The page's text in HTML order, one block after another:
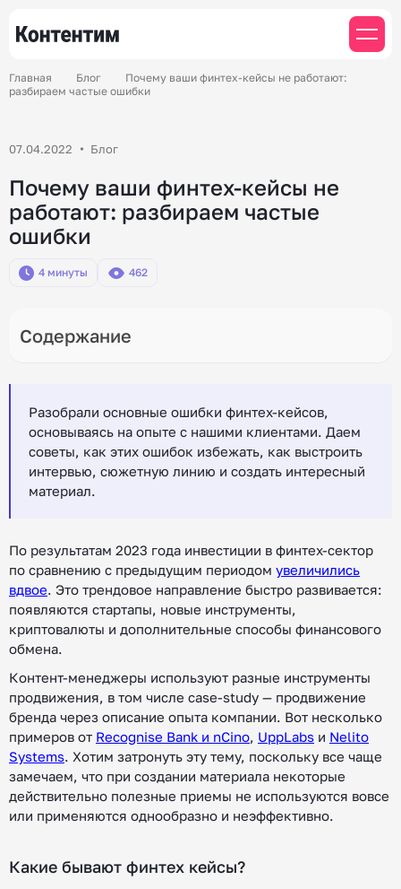
Главная Блог
Почему ваши финтех-кейсы не работают:
разбираем частые ошибки
07.04.2022 Блог
Почему ваши финтех-кейсы не
работают: разбираем частые
ошибки
4 минуты 462
Разобрали основные ошибки финтех-кейсов,
основываясь на опыте с нашими клиентами. Даем
советы, как этих ошибок избежать, как выстроить
интервью, сюжетную линию и создать интересный
материал.
По результатам 2023 года инвестиции в финтех-сектор
по сравнению с предыдущим периодом увеличились
вдвое. Это трендовое направление быстро развивается:
появляются стартапы, новые инструменты,
криптовалюты и дополнительные способы финансового
обмена.
Контент-менеджеры используют разные инструменты
продвижения, в том числе case-study — продвижение
бренда через описание опыта компании. Вот несколько
примеров от Recognise Bank и nCino, UppLabs и Nelito
Systems. Хотим затронуть эту тему, поскольку все чаще
замечаем, что при создании материала некоторые
действительно полезные приемы не используются вовсе
или применяются однообразно и неэффективно.
Какие бывают финтех кейсы?